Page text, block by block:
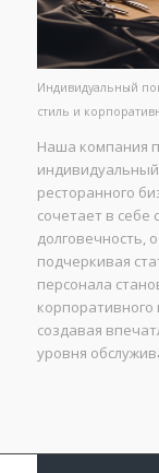
Индивидуальный
стиль и
Наша компания
ресторанного
сочетает в себе
долговечность,
подчеркивая
персонала
создавая
уровня